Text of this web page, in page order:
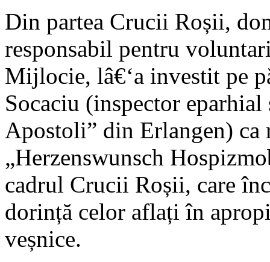
Din partea Crucii Roșii,
responsabil pentru
Mijlocie, lâ€‘a investit pe
Socaciu (inspector
Apostoli” din Erlangen)
„Herzenswunsch
cadrul Crucii Roșii, care
dorință celor aflați în
veșnice.